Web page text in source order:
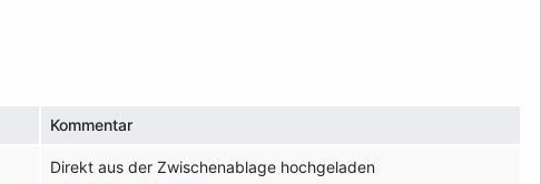
Kommentar
Direkt aus der Zwischenablage hochgeladen